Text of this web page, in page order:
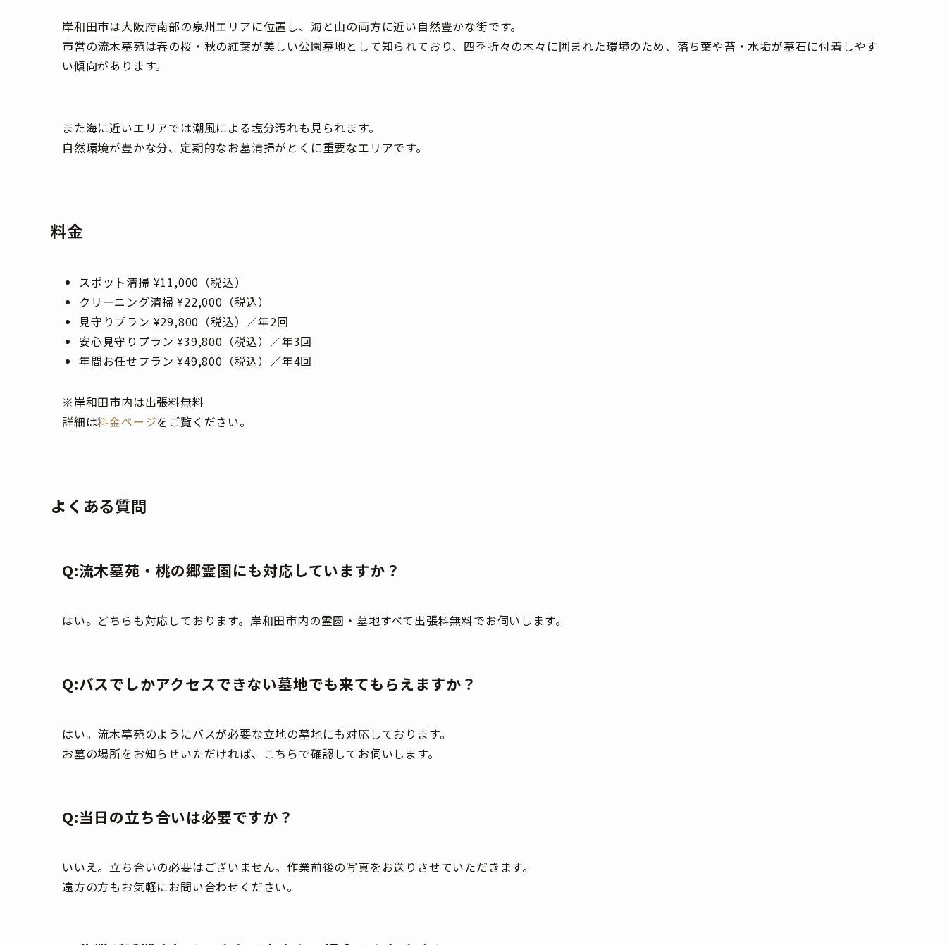
岸和田市は大阪府南部の泉州エリアに位置し、海と山の両方に近い自然豊かな街です。
市営の流木墓苑は春の桜・秋の紅葉が美しい公園墓地として知られており、四季折々の木々に囲まれた環境のため、落ち葉や苔・水垢が墓石に付着しやす
い傾向があります。
また海に近いエリアでは潮風による塩分汚れも見られます。
自然環境が豊かな分、定期的なお墓清掃がとくに重要なエリアです。
料金
スポット清掃 ¥11,000（税込）
クリーニング清掃 ¥22,000（税込）
見守りプラン ¥29,800（税込）／年2回
安心見守りプラン ¥39,800（税込）／年3回
年間お任せプラン ¥49,800（税込）／年4回
※岸和田市内は出張料無料
詳細は料金ページをご覧ください。
よくある質問
Q:流木墓苑・桃の郷霊園にも対応していますか？
はい。どちらも対応しております。岸和田市内の霊園・墓地すべて出張料無料でお伺いします。
Q:バスでしかアクセスできない墓地でも来てもらえますか？
はい。流木墓苑のようにバスが必要な立地の墓地にも対応しております。
お墓の場所をお知らせいただければ、こちらで確認してお伺いします。
Q:当日の立ち合いは必要ですか？
いいえ。立ち合いの必要はございません。作業前後の写真をお送りさせていただきます。
遠方の方もお気軽にお問い合わせください。